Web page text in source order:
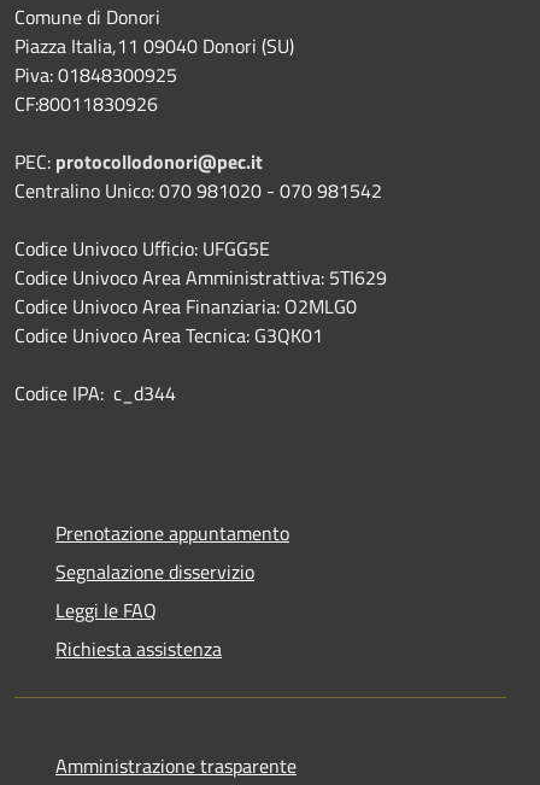
Comune di Donori
Piazza Italia,11 09040 Donori (SU)
Piva: 01848300925
CF:80011830926
PEC: protocollodonori@pec.it
Centralino Unico: 070 981020 - 070 981542
Codice Univoco Ufficio: UFGG5E
Codice Univoco Area Amministrattiva: 5TI629
Codice Univoco Area Finanziaria: O2MLG0
Codice Univoco Area Tecnica: G3QK01
Codice IPA: c_d344
Prenotazione appuntamento
Segnalazione disservizio
Leggi le FAQ
Richiesta assistenza
Amministrazione trasparente